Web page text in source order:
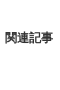
関連記事